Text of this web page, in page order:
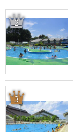
2
3